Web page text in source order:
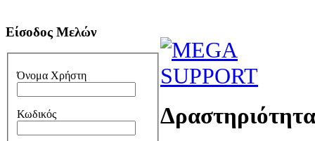
Είσοδος Μελών
Όνομα Χρήστη
Κωδικός Δραστηριότητα